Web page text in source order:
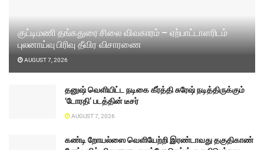
குட்டிமணி தங்கதுரை சிலை விவகாரம் – ஏற்பாட்டாளரிடம்
புலனாய்வு பிரிவு தீவிர விசாரணை
AUGUST 7, 2026
தனுஷ் வெளியிட்ட நடிகை கீர்த்தி சுரேஷ் நடித்திருக்கும்
‘டோரதி’ படத்தின் டீசர்
AUGUST 7, 2026
கண்டி றோயல்ஸை வெளியேற்றி இரண்டாவது தகுதிகாண்